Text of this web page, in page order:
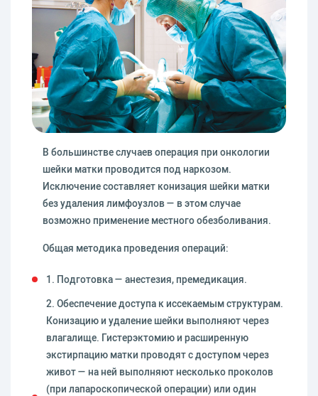
В большинстве случаев операция при онкологии
шейки матки проводится под наркозом.
Исключение составляет конизация шейки матки
без удаления лимфоузлов — в этом случае
возможно применение местного обезболивания.
Общая методика проведения операций:
1. Подготовка — анестезия, премедикация.
2. Обеспечение доступа к иссекаемым структурам.
Конизацию и удаление шейки выполняют через
влагалище. Гистерэктомию и расширенную
экстирпацию матки проводят с доступом через
живот — на ней выполняют несколько проколов
(при лапароскопической операции) или один